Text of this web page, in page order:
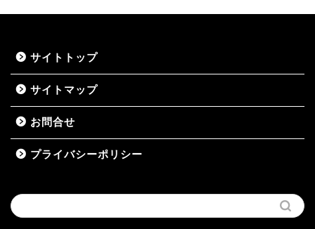
サイトトップ
サイトマップ
お問合せ
プライバシーポリシー